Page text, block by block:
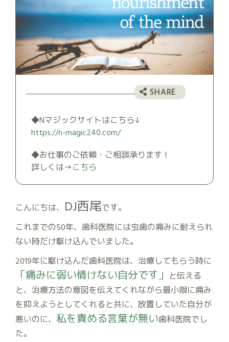
◆Nマジックサイトはこちら↓
https://n-magic240.com/
◆お仕事のご依頼・ご相談承ります！
詳しくは→こちら
こんにちは、 DJ西尾です。
これまでの50年、歯科医院には虫歯の痛みに耐えられ
ない時だけ駆け込んでいました。
2019年に駆け込んだ歯科医院は、治療してもらう時に
「痛みに弱い情けない自分です」 と伝える
と、治療方法の意図を伝えてくれながら最小限に痛み
を抑えようとしてくれると共に、放置していた自分が
悪いのに、 私を責める言葉が無い歯科医院でし
た。